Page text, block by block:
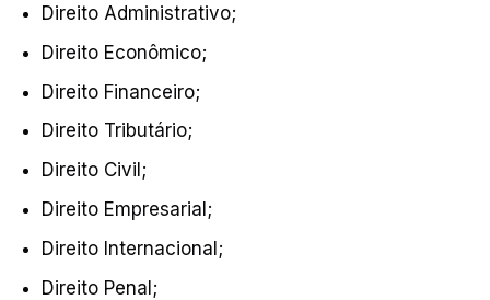
Direito Administrativo;
Direito Econômico;
Direito Financeiro;
Direito Tributário;
Direito Civil;
Direito Empresarial;
Direito Internacional;
Direito Penal;